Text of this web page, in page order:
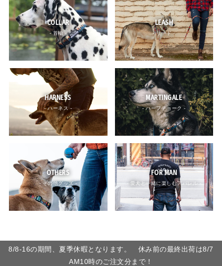
COLLAR
- 首輪 -
LEASH
- リード -
HARNESS
- ハーネス -
MARTINGALE
- ハーフチョーク -
OTHERS
- その他グッズ -
FOR MAN
- 愛犬と一緒に楽しむアパレル -
8/8-16の期間、夏季休暇となります。 休み前の最終出荷は8/7
AM10時のご注文分まで！